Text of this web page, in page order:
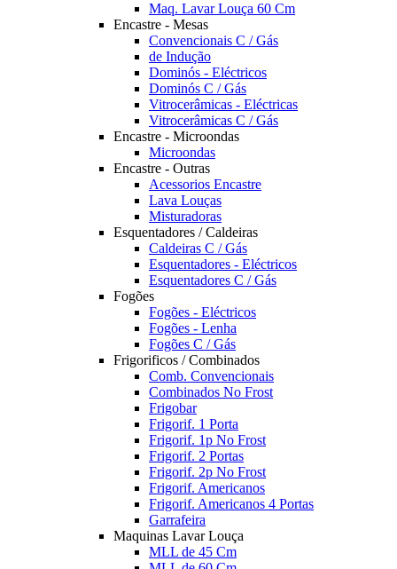
Maq. Lavar Louça 60 Cm
Encastre - Mesas
Convencionais C / Gás
de Indução
Dominós - Eléctricos
Dominós C / Gás
Vitrocerâmicas - Eléctricas
Vitrocerâmicas C / Gás
Encastre - Microondas
Microondas
Encastre - Outras
Acessorios Encastre
Lava Louças
Misturadoras
Esquentadores / Caldeiras
Caldeiras C / Gás
Esquentadores - Eléctricos
Esquentadores C / Gás
Fogões
Fogões - Eléctricos
Fogões - Lenha
Fogões C / Gás
Frigorificos / Combinados
Comb. Convencionais
Combinados No Frost
Frigobar
Frigorif. 1 Porta
Frigorif. 1p No Frost
Frigorif. 2 Portas
Frigorif. 2p No Frost
Frigorif. Americanos
Frigorif. Americanos 4 Portas
Garrafeira
Maquinas Lavar Louça
MLL de 45 Cm